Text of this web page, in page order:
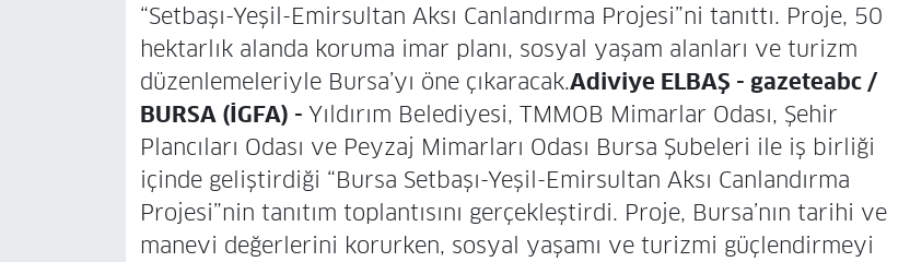
“Setbaşı-Yeşil-Emirsultan Aksı Canlandırma Projesi”ni tanıttı. Proje, 50
hektarlık alanda koruma imar planı, sosyal yaşam alanları ve turizm
düzenlemeleriyle Bursa’yı öne çıkaracak.Adiviye ELBAŞ - gazeteabc /
BURSA (İGFA) - Yıldırım Belediyesi, TMMOB Mimarlar Odası, Şehir
Plancıları Odası ve Peyzaj Mimarları Odası Bursa Şubeleri ile iş birliği
içinde geliştirdiği “Bursa Setbaşı-Yeşil-Emirsultan Aksı Canlandırma
Projesi”nin tanıtım toplantısını gerçekleştirdi. Proje, Bursa’nın tarihi ve
manevi değerlerini korurken, sosyal yaşamı ve turizmi güçlendirmeyi